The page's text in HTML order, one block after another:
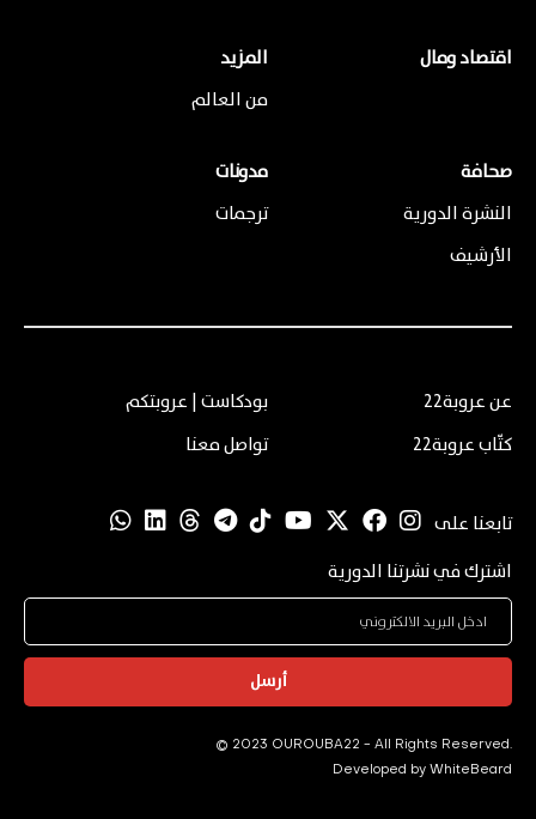
اقتصاد ومال
المزيد
من العالم
صحافة
النشرة الدورية
الأرشيف
مدونات
ترجمات
عن عروبة22
كتّاب عروبة22
بودكاست | عروبتكم
تواصل معنا
تابعنا على
اشترك في نشرتنا الدورية
أرسل
© 2023 OUROUBA22 - All Rights Reserved.
Developed by WhiteBeard